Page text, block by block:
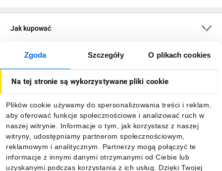
Zgoda Szczegóły O plikach cookies
Na tej stronie są wykorzystywane pliki cookie
Plików cookie używamy do spersonalizowania treści i reklam,
aby oferować funkcje społecznościowe i analizować ruch w
naszej witrynie. Informacje o tym, jak korzystasz z naszej
witryny, udostępniamy partnerom społecznościowym,
reklamowym i analitycznym. Partnerzy mogą połączyć te
informacje z innymi danymi otrzymanymi od Ciebie lub
uzyskanymi podczas korzystania z ich usług. Dzięki Twojej
Jak kupować
O firmie
Informacje
Pobierz naszą aplikację mobilną: